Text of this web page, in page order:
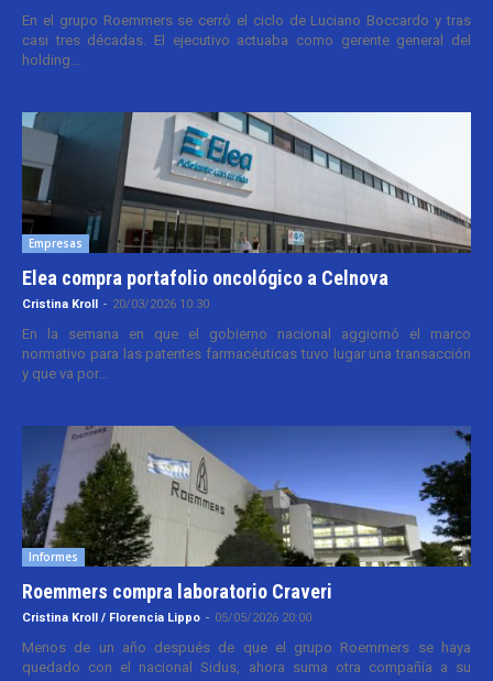
En el grupo Roemmers se cerró el ciclo de Luciano Boccardo y tras
casi tres décadas. El ejecutivo actuaba como gerente general del
holding...
Empresas
Elea compra portafolio oncológico a Celnova
Cristina Kroll - 20/03/2026 10:30
En la semana en que el gobierno nacional aggiornó el marco
normativo para las patentes farmacéuticas tuvo lugar una transacción
y que va por...
Informes
Roemmers compra laboratorio Craveri
Cristina Kroll / Florencia Lippo - 05/05/2026 20:00
Menos de un año después de que el grupo Roemmers se haya
quedado con el nacional Sidus, ahora suma otra compañía a su